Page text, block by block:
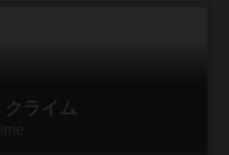
ライム